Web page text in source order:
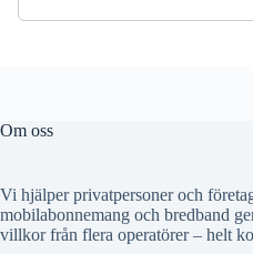
Om oss
Vi hjälper privatpersoner och
mobilabonnemang och bredband
villkor från flera operatörer – helt